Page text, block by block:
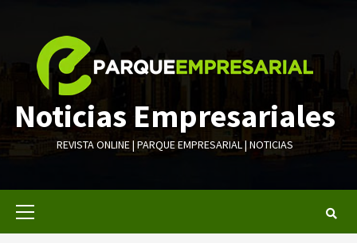
contenido
Noticias Empresariales
REVISTA ONLINE | PARQUE EMPRESARIAL | NOTICIAS